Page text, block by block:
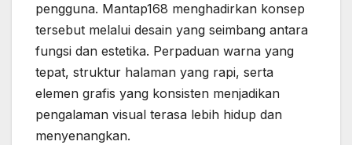
pengguna. Mantap168 menghadirkan konsep
tersebut melalui desain yang seimbang antara
fungsi dan estetika. Perpaduan warna yang
tepat, struktur halaman yang rapi, serta
elemen grafis yang konsisten menjadikan
pengalaman visual terasa lebih hidup dan
menyenangkan.